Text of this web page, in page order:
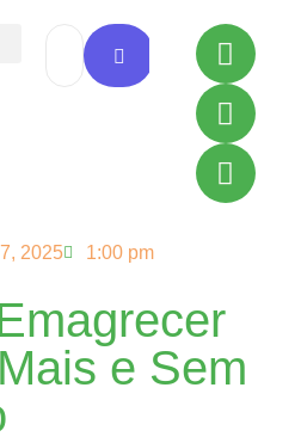
2025
1:00 pm
e Sem